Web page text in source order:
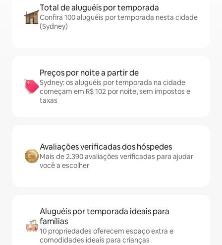
Total de aluguéis por temporada
Confira 100 aluguéis por temporada nesta cidade
(Sydney)
Preços por noite a partir de
Sydney: os aluguéis por temporada na cidade
começam em R$ 102 por noite, sem impostos e
taxas
Avaliações verificadas dos hóspedes
Mais de 2.390 avaliações verificadas para ajudar
você a escolher
Aluguéis por temporada ideais para
famílias
10 propriedades oferecem espaço extra e
comodidades ideais para crianças